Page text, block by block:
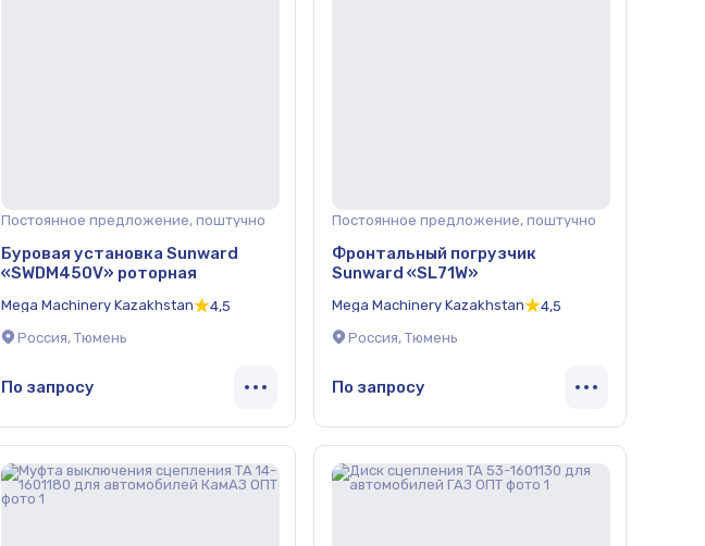
Постоянное предложение, поштучно
Буровая установка Sunward
«SWDM450V» роторная
Mega Machinery Kazakhstan
4,5
Россия, Тюмень
По запросу
Постоянное предложение, поштучно
Фронтальный погрузчик
Sunward «SL71W»
Mega Machinery Kazakhstan
4,5
Россия, Тюмень
По запросу